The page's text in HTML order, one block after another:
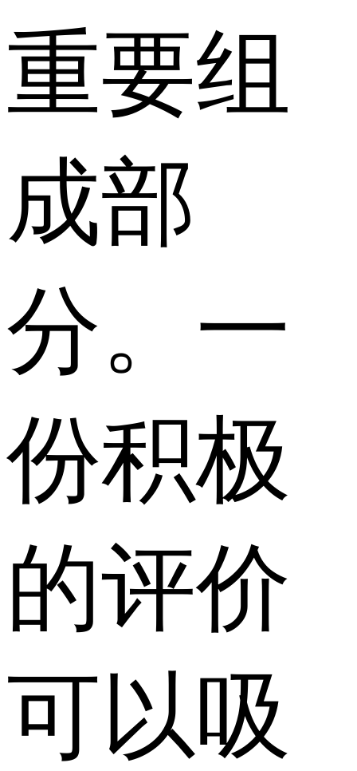
重要组
成部
分。一
份积极
的评价
可以吸